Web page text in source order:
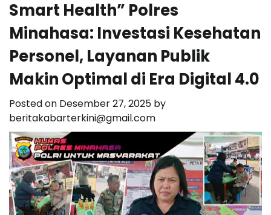
Smart Health” Polres
Minahasa: Investasi Kesehatan
Personel, Layanan Publik
Makin Optimal di Era Digital 4.0
Posted on Desember 27, 2025 by
beritakabarterkini@gmail.com